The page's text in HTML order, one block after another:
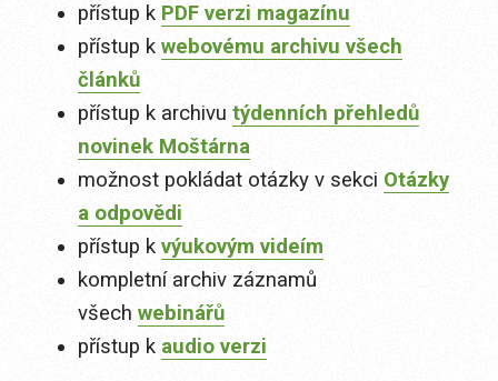
přístup k PDF verzi magazínu
přístup k webovému archivu všech
článků
přístup k archivu týdenních přehledů
novinek Moštárna
možnost pokládat otázky v sekci Otázky
a odpovědi
přístup k výukovým videím
kompletní archiv záznamů
všech webinářů
přístup k audio verzi